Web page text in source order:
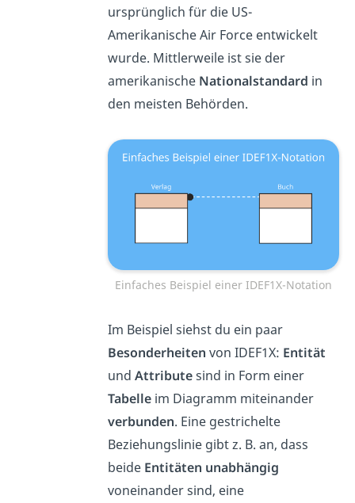
ursprünglich für die US-
Amerikanische Air Force entwickelt
wurde. Mittlerweile ist sie der
amerikanische Nationalstandard in
den meisten Behörden.
Einfaches Beispiel einer IDEF1X-Notation
Im Beispiel siehst du ein paar
Besonderheiten von IDEF1X: Entität
und Attributesind in Form einer
Tabelleim Diagramm miteinander
verbunden. Eine gestrichelte
Beziehungslinie gibt z. B. an, dass
beide Entitäten unabhängig
voneinander sind, eine